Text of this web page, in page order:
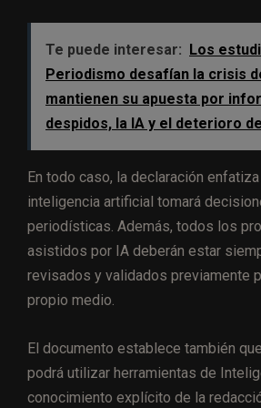
Te puede interesar:
Los
Periodismo desafían la crisis
mantienen su apuesta por
despidos, la IA y el deterioro
En todo caso, la declaración
inteligencia artificial tomará
periodísticas. Además, todos los
asistidos por IA deberán estar
revisados y validados previamente
propio medio.
El documento establece también
podrá utilizar herramientas de
conocimiento explícito de la